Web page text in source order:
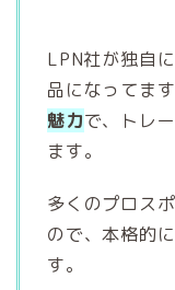
LPN社が独自
品になってま
魅力で、トレ
ます。
多くのプロス
ので、本格的
す。